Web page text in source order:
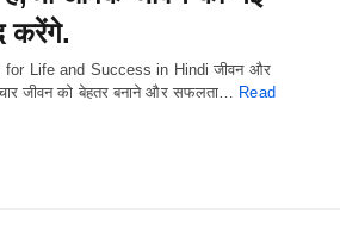
करेंगे.
for Life and Success in Hindi जीवन और
जीवन को बेहतर बनाने और सफलता… Read